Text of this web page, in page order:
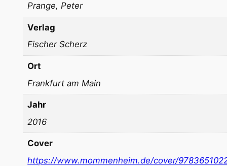
Prange, Peter
Verlag
Fischer Scherz
Ort
Frankfurt am Main
Jahr
2016
Cover
https://www.mommenheim.de/cover/